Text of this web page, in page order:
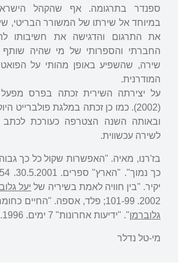
ספנדר בתרגומה. אף שהקהל
במיוחד אל שירתו של המשורר הבריטי,
את התרגום והדגישה את חשיבותו
החברתי והספרותי של מי שהיה שותף
שירה, שהשפיע באופן מהותי על
המודרנית.
על יצירתה השירית זכתה בפרס
ובאותה השנה הצטרפה כעורכת לכתב
לשירה עכשווית.
בז'רנו, מאיה. "האפשרות שקול כל כך
יקיר. "בין חוויה לאמת בשיריה של יעל
2002. 101-99; פלד, אספה. "החיים כחומר: ראיון עם
גלוברמן". "ידיעות אחרונות" 7 ימים. 11.10.1996. 92.
מי-טל נדלר